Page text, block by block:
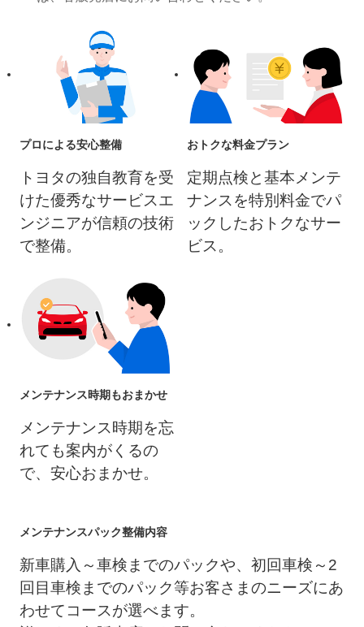
プロによる安心整備
トヨタの独自教育を受
けた優秀なサービスエ
ンジニアが信頼の技術
で整備。
おトクな料金プラン
定期点検と基本メンテ
ナンスを特別料金でパ
ックしたおトクなサー
ビス。
メンテナンス時期もおまかせ
メンテナンス時期を忘
れても案内がくるの
で、安心おまかせ。
メンテナンスパック整備内容
新車購入～車検までのパックや、初回車検～2
回目車検までのパック等お客さまのニーズにあ
わせてコースが選べます。